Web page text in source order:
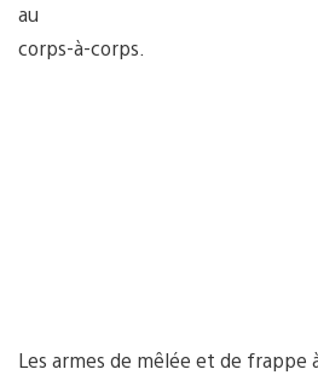
au
corps-à-corps.
Les armes de mêlée et de